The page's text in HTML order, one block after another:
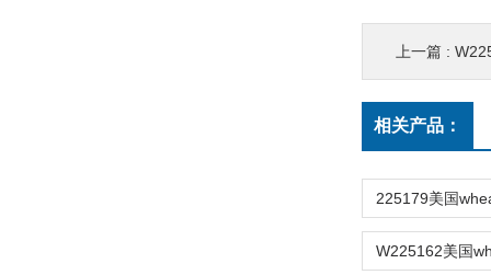
上一篇 :
相关产品：